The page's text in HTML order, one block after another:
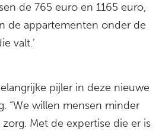
de 765 euro en 1165 euro,
de appartementen onder de
valt.’
pijler in deze nieuwe
“We willen mensen minder
Met de expertise die er is